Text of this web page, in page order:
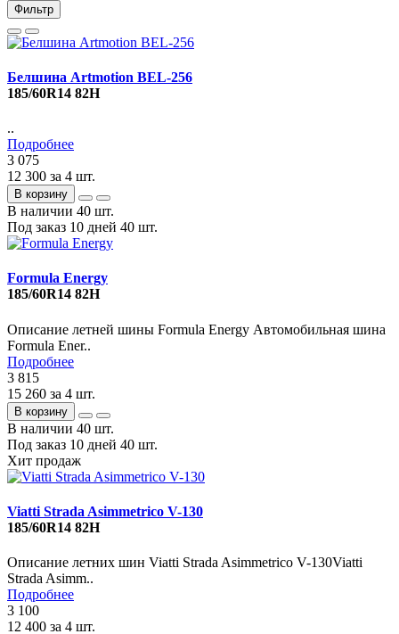
Фильтр
Белшина Artmotion BEL-256
185/60R14 82H
..
Подробнее
3 075
12 300 за 4 шт.
В корзину
В наличии 40 шт.
Под заказ 10 дней 40 шт.
Formula Energy
185/60R14 82H
Описание летней шины Formula Energy Автомобильная шина
Formula Ener..
Подробнее
3 815
15 260 за 4 шт.
В корзину
В наличии 40 шт.
Под заказ 10 дней 40 шт.
Хит продаж
Viatti Strada Asimmetrico V-130
185/60R14 82H
Описание летних шин Viatti Strada Asimmetrico V-130Viatti
Strada Asimm..
Подробнее
3 100
12 400 за 4 шт.